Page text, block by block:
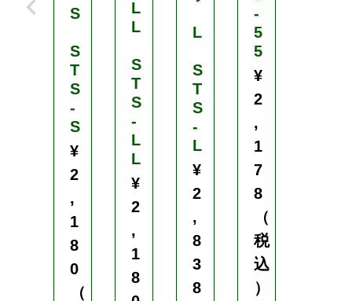
S
S
T
S
-
S
¥
2
,
1
8
0
（
L
L
S
T
S
-
L
L
¥
2
,
1
8
L
S
T
S
-
L
¥
2
,
8
3
8
-
5
5
¥
2
,
1
7
8
（
税
込
）